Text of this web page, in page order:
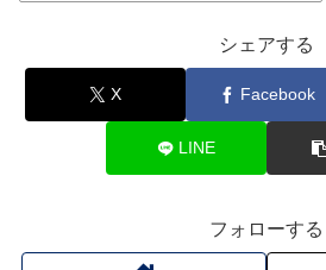
シェアする
X Facebook
LINE
フォローする